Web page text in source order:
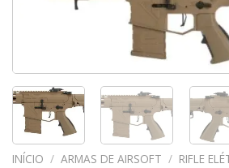
INÍCIO / ARMAS DE AIRSOFT / RIFLE